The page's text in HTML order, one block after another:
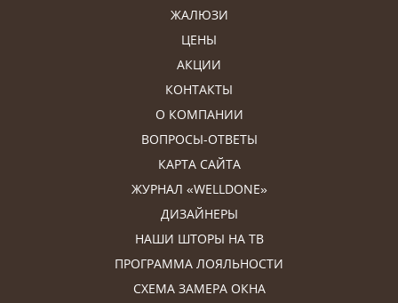
ЖАЛЮЗИ
ЦЕНЫ
АКЦИИ
КОНТАКТЫ
О КОМПАНИИ
ВОПРОСЫ-ОТВЕТЫ
КАРТА САЙТА
ЖУРНАЛ «WELLDONE»
ДИЗАЙНЕРЫ
НАШИ ШТОРЫ НА ТВ
ПРОГРАММА ЛОЯЛЬНОСТИ
СХЕМА ЗАМЕРА ОКНА